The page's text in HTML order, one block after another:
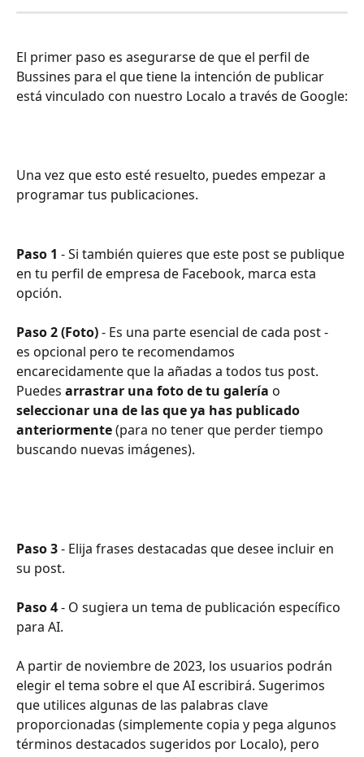
El primer paso es asegurarse de que el perfil de
Bussines para el que tiene la intención de publicar
está vinculado con nuestro Localo a través de Google:
Una vez que esto esté resuelto, puedes empezar a
programar tus publicaciones.
Paso 1 - Si también quieres que este post se publique
en tu perfil de empresa de Facebook, marca esta
opción.
Paso 2 (Foto) - Es una parte esencial de cada post -
es opcional pero te recomendamos
encarecidamente que la añadas a todos tus post.
Puedes arrastrar una foto de tu galería o
seleccionar una de las que ya has publicado
anteriormente (para no tener que perder tiempo
buscando nuevas imágenes).
Paso 3 - Elija frases destacadas que desee incluir en
su post.
Paso 4 - O sugiera un tema de publicación específico
para AI.
A partir de noviembre de 2023, los usuarios podrán
elegir el tema sobre el que AI escribirá. Sugerimos
que utilices algunas de las palabras clave
proporcionadas (simplemente copia y pega algunos
términos destacados sugeridos por Localo), pero